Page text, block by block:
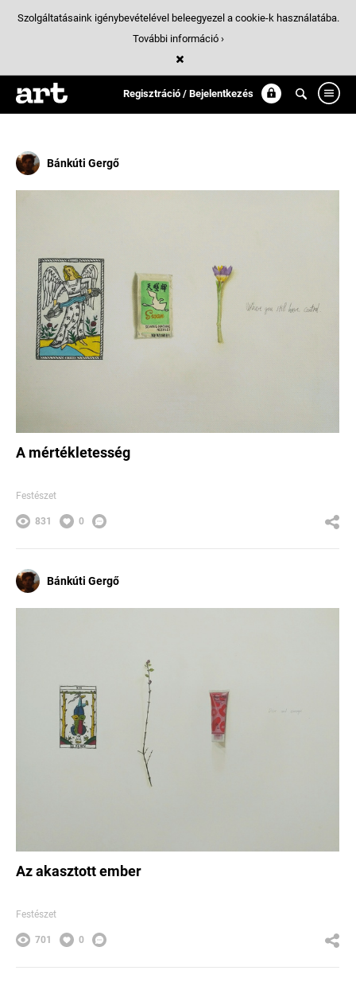
Regisztráció / Bejelentkezés
Találatok/ 35:
virag
Bánkúti Gergő
A mértékletesség
Festészet
831 0
Bánkúti Gergő
Az akasztott ember
Festészet
701 0
Szolgáltatásaink igénybevételével beleegyezel a cookie-k használatába.
További információ ›